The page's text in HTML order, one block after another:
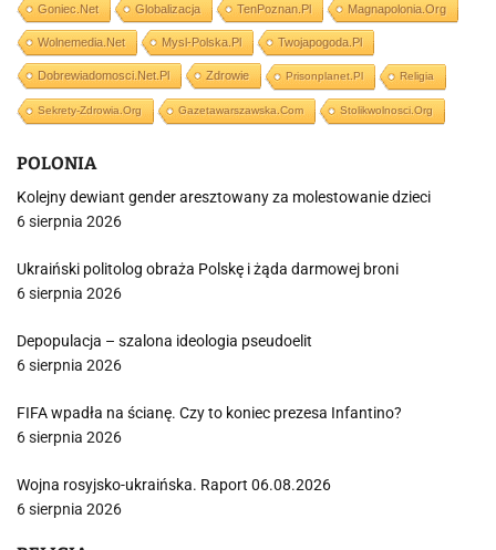
Goniec.net Globalizacja TenPoznan.pl Magnapolonia.org
Wolnemedia.net Mysl-Polska.pl Twojapogoda.pl
Dobrewiadomosci.net.pl Zdrowie Prisonplanet.pl Religia
Sekrety-Zdrowia.org Gazetawarszawska.com Stolikwolnosci.org
POLONIA
Kolejny dewiant gender aresztowany za molestowanie dzieci
6 sierpnia 2026
Ukraiński politolog obraża Polskę i żąda darmowej broni
6 sierpnia 2026
Depopulacja – szalona ideologia pseudoelit
6 sierpnia 2026
FIFA wpadła na ścianę. Czy to koniec prezesa Infantino?
6 sierpnia 2026
Wojna rosyjsko-ukraińska. Raport 06.08.2026
6 sierpnia 2026